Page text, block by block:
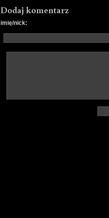
Dodaj komentarz
imię/nick: